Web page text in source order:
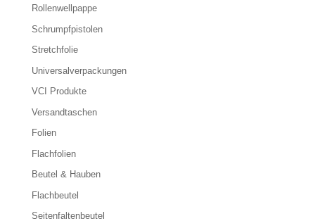
Rollenwellpappe
Schrumpfpistolen
Stretchfolie
Universalverpackungen
VCI Produkte
Versandtaschen
Folien
Flachfolien
Beutel & Hauben
Flachbeutel
Seitenfaltenbeutel